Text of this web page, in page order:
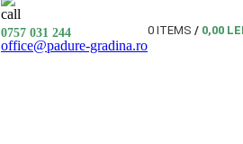
0757 031 244
office@padure-gradina.ro
0 ITEMS / 0,00